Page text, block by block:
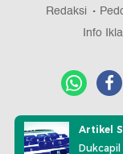
Redaksi
Info
Artikel